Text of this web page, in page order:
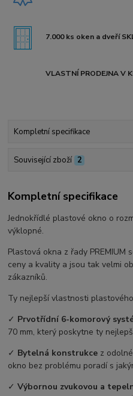
7.000 ks oken a dveří
VLASTNÍ PRODEJNA V
Kompletní specifikace
Související zboží 2
Kompletní specifikace
Jednokřídlé plastové okno o
výklopné.
Plastová okna z řady PREMIUM
ceny a kvality a jsou tak velmi
zákazníků.
Ty nejlepší vlastnosti
✓ Prvotřídní 6-komorový
70 mm, který poskytne ty
✓ Bytelná konstrukce z
okno bez problému poradí s
✓Výbornou zvukovou a